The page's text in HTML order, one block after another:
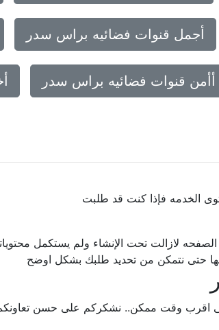
أجمل قنوات فضائيه براس سدر
أأمن قنوات فضائيه براس سدر
الخدمه فإذا كنت قد طلبت
لازالت تحت الإنشاء ولم يستكمل
حتى نتمكن من تحديد طلبك بشكل اوضح
اقرب وقت ممكن.. نشكركم على حسن